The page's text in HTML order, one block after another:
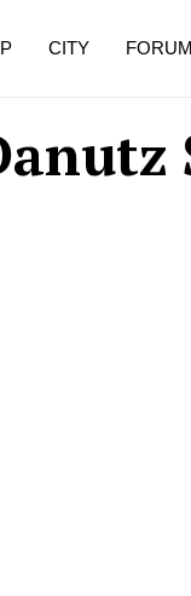
CITY FORUM
în vârstă